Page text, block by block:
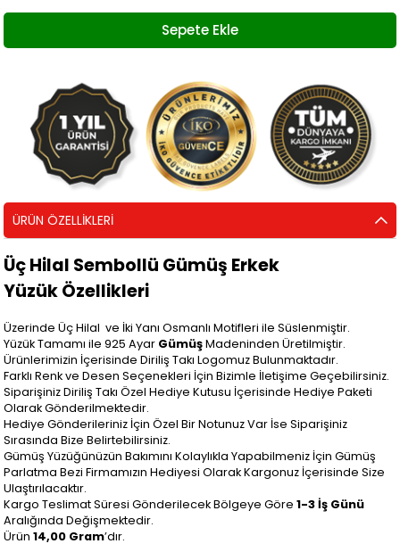
ÜRÜN ÖZELLIKLERI
Üç Hilal Sembollü Gümüş Erkek
Yüzük Özellikleri
Üzerinde Üç Hilal ve İki Yanı Osmanlı Motifleri ile Süslenmiştir.
Yüzük Tamamı ile 925 Ayar GümüşMadeninden Üretilmiştir.
Ürünlerimizin İçerisinde Diriliş Takı Logomuz Bulunmaktadır.
Farklı Renk ve Desen Seçenekleri İçin Bizimle İletişime Geçebilirsiniz.
Siparişiniz Diriliş Takı Özel Hediye Kutusu İçerisinde Hediye Paketi
Olarak Gönderilmektedir.
Hediye Gönderileriniz İçin Özel Bir Notunuz Var İse Siparişiniz
Sırasında Bize Belirtebilirsiniz.
Gümüş Yüzüğünüzün Bakımını Kolaylıkla Yapabilmeniz İçin Gümüş
Parlatma Bezi Firmamızın Hediyesi Olarak Kargonuz İçerisinde Size
Ulaştırılacaktır.
Kargo Teslimat Süresi Gönderilecek Bölgeye Göre1-3 İş Günü
Aralığında Değişmektedir.
Ürün14,00 Gram’dır.